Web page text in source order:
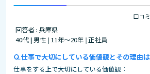
口コ
回答者 : 兵庫県
40代 | 男性 | 11年～20年 | 正社員
仕事で大切にしている価値観とその理由
仕事をする上で大切にしている価値観：